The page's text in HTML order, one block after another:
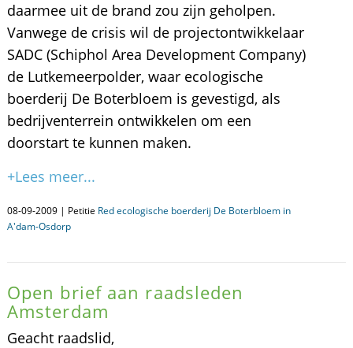
daarmee uit de brand zou zijn geholpen.
Vanwege de crisis wil de projectontwikkelaar
SADC (Schiphol Area Development Company)
de Lutkemeerpolder, waar ecologische
boerderij De Boterbloem is gevestigd, als
bedrijventerrein ontwikkelen om een
doorstart te kunnen maken.
+Lees meer...
08-09-2009 | Petitie Red ecologische boerderij De Boterbloem in
A'dam-Osdorp
Open brief aan raadsleden
Amsterdam
Geacht raadslid,